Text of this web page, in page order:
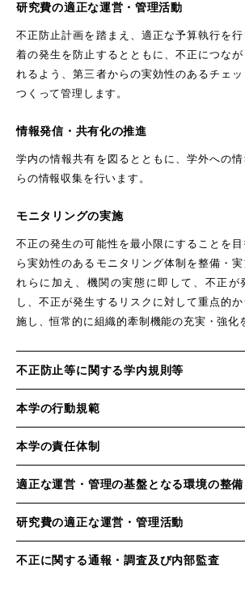
研究費の適正な運営・管理活動
不正防止計画を踏まえ、適正な予算執行を
着の発生を防止するとともに、不正につな
れるよう、第三者からの実効性のあるチェ
つくって管理します。
情報発信・共有化の推進
学内の情報共有を図るとともに、学外への
らの情報収集を行います。
モニタリングの実施
不正の発生の可能性を最小限にすることを
ら実効性のあるモニタリング体制を整備・
れらに加え、機関の実態に即して、不正が
し、不正が発生するリスクに対して重点的
施し、恒常的に組織的牽制機能の充実・強化
不正防止等に関する学内規則等
本学の行動規範
本学の責任体制
適正な運営・管理の基盤となる環境の整備
研究費の適正な運営・管理活動
不正に関する通報・調査及び内部監査